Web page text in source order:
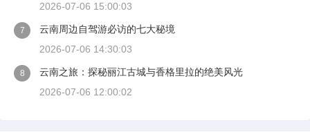
2026-07-06 15:00:03
7
云南周边自驾游必访的七大秘境
2026-07-06 14:30:03
8
云南之旅：探秘丽江古城与香格里拉的绝美风光
2026-07-06 12:00:02